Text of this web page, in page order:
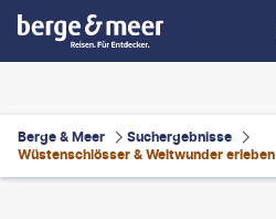
Berge & Meer
Suchergebnisse
Wüstenschlösser & Weltwunder erleben